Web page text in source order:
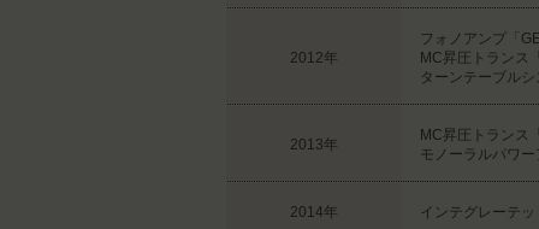
2012年
フォノアンプ「
MC昇圧トランス
ターンテーブル
2013年
MC昇圧トランス
モノーラルパワ
2014年 インテグレーテ